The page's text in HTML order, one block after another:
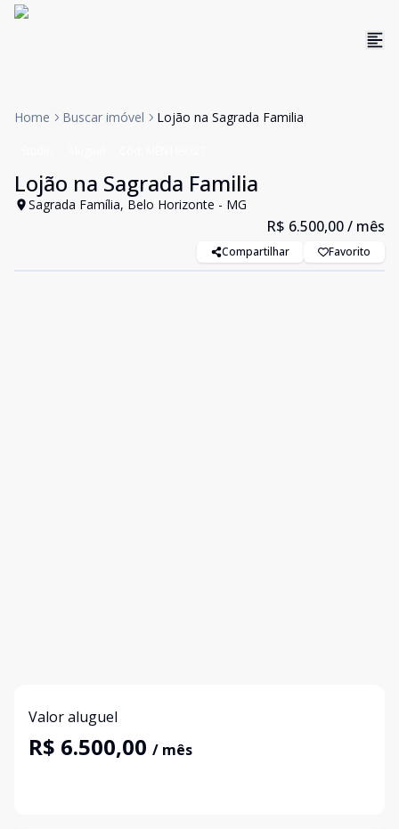
Home Buscar imóvel Lojão na Sagrada Familia
Lojão na Sagrada Familia
Sagrada Família, Belo Horizonte - MG
R$ 6.500,00/ mês
Compartilhar Favorito
Valor aluguel
R$ 6.500,00 / mês